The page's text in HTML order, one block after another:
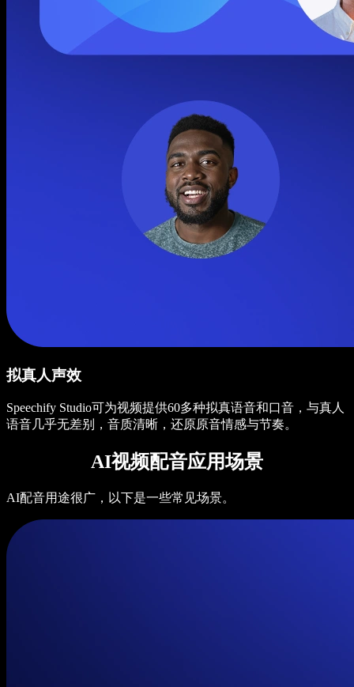
拟真人声效
Speechify Studio可为视频提供60多种拟真语音和口音，与真人
语音几乎无差别，音质清晰，还原原音情感与节奏。
AI视频配音应用场景
AI配音用途很广，以下是一些常见场景。